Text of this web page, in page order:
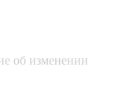
об изменении